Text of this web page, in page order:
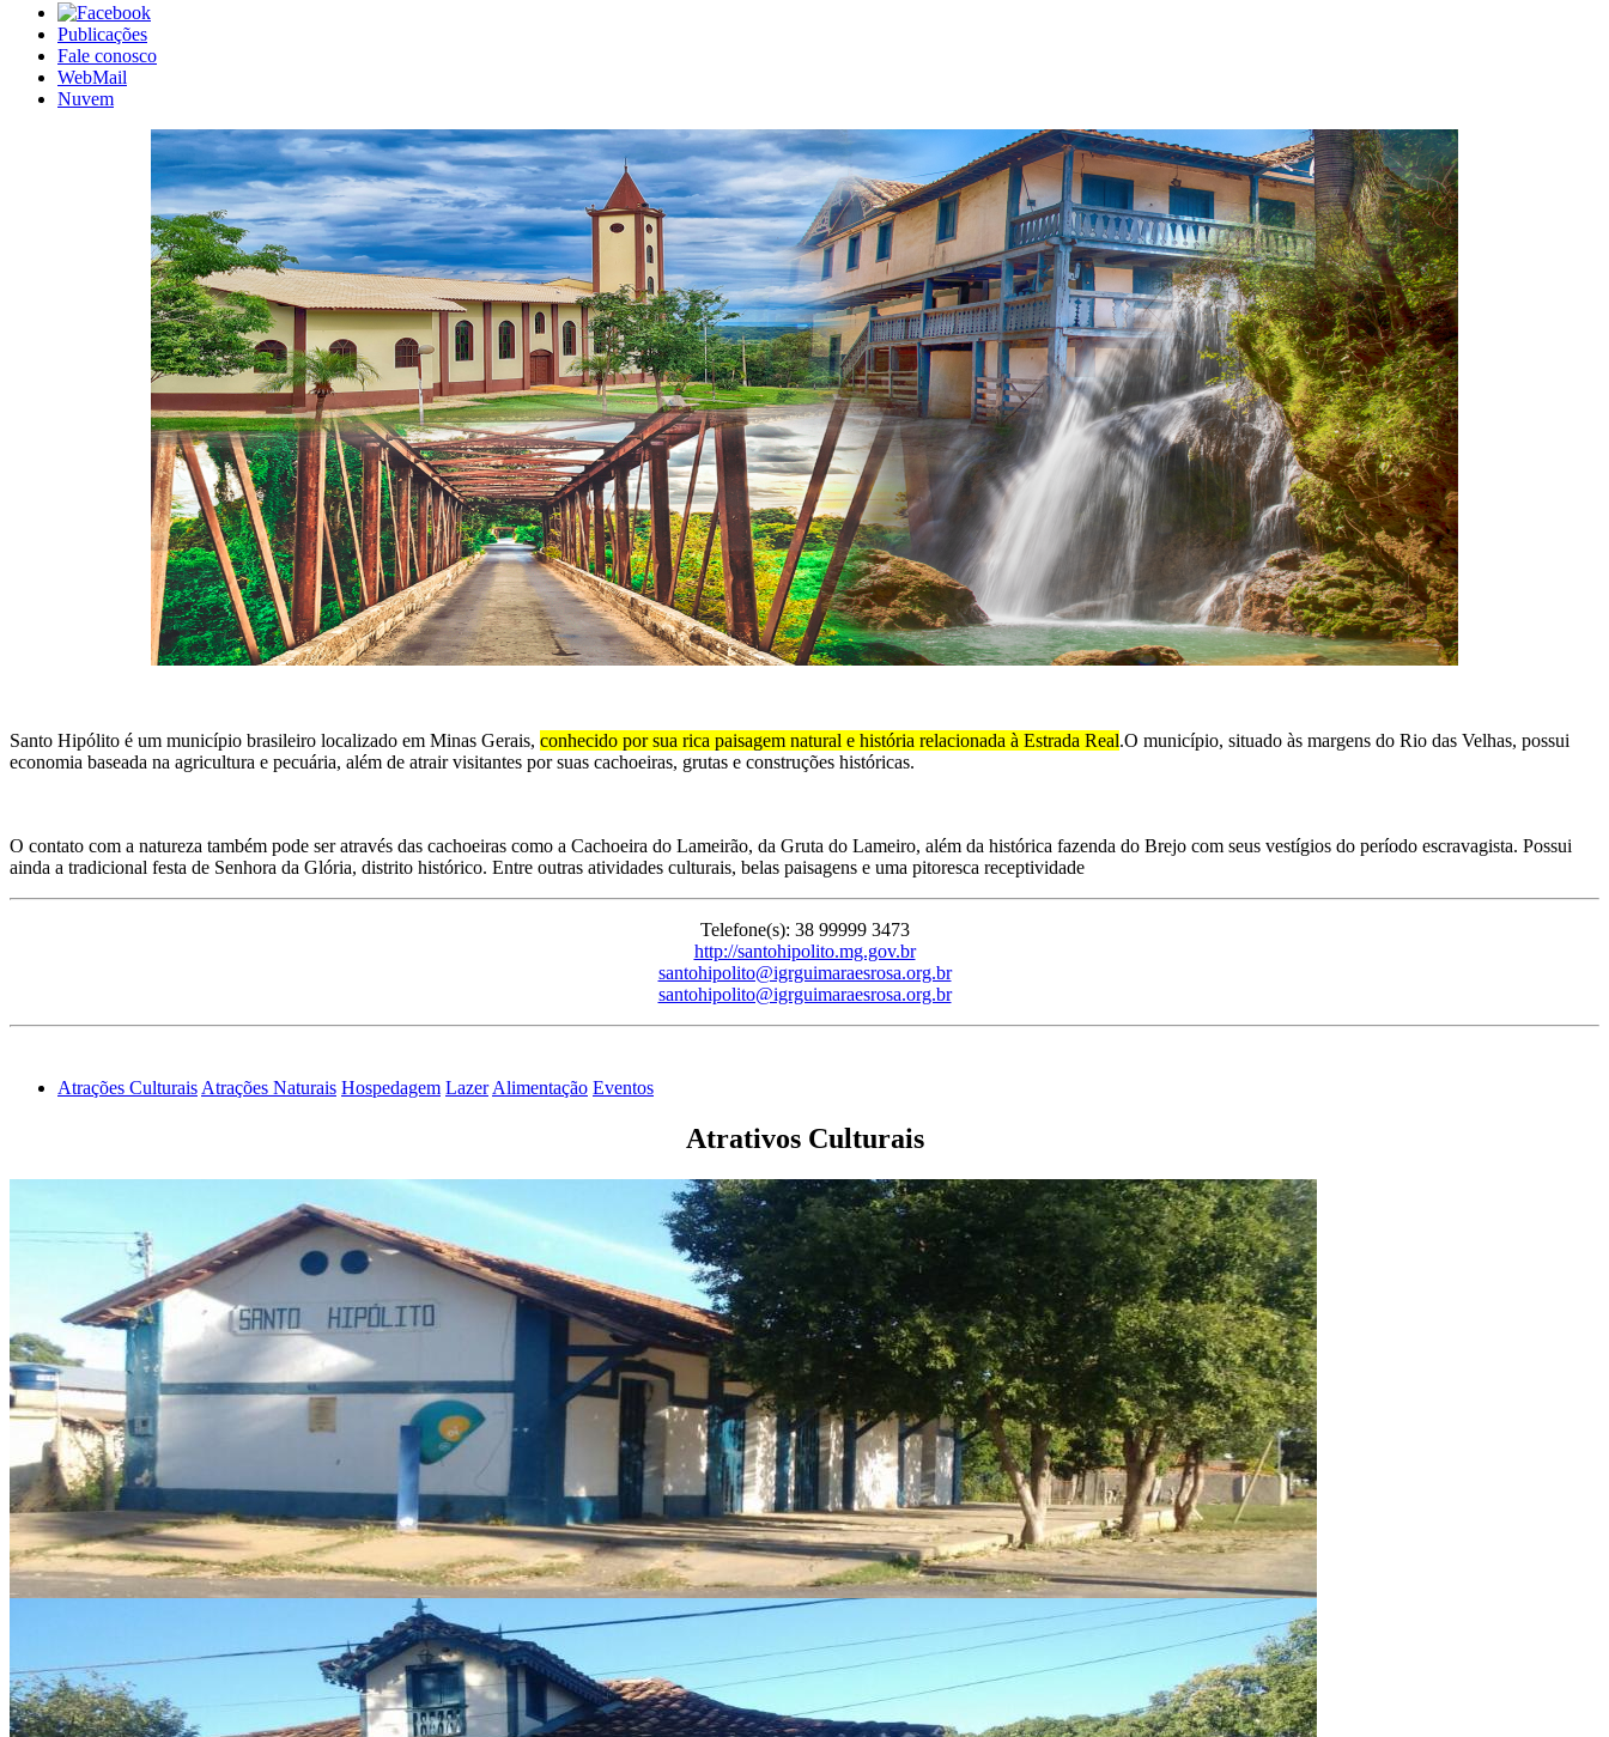
Publicações
Fale conosco
WebMail
Nuvem
Santo Hipólito é um município brasileiro localizado em Minas Gerais, conhecido por sua rica paisagem natural e história relacionada à Estrada Real.O município, situado às margens do Rio das Velhas, possui
economia baseada na agricultura e pecuária, além de atrair visitantes por suas cachoeiras, grutas e construções históricas.
O contato com a natureza também pode ser através das cachoeiras como a Cachoeira do Lameirão, da Gruta do Lameiro, além da histórica fazenda do Brejo com seus vestígios do período escravagista. Possui
ainda a tradicional festa de Senhora da Glória, distrito histórico. Entre outras atividades culturais, belas paisagens e uma pitoresca receptividade
Telefone(s): 38 99999 3473
http://santohipolito.mg.gov.br
santohipolito@igrguimaraesrosa.org.br
santohipolito@igrguimaraesrosa.org.br
Atrações Culturais Atrações Naturais Hospedagem Lazer Alimentação Eventos
Atrativos Culturais